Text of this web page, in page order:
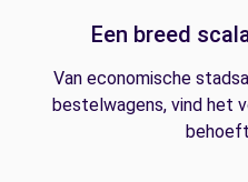
Een breed
Van economische
bestelwagens, vind het